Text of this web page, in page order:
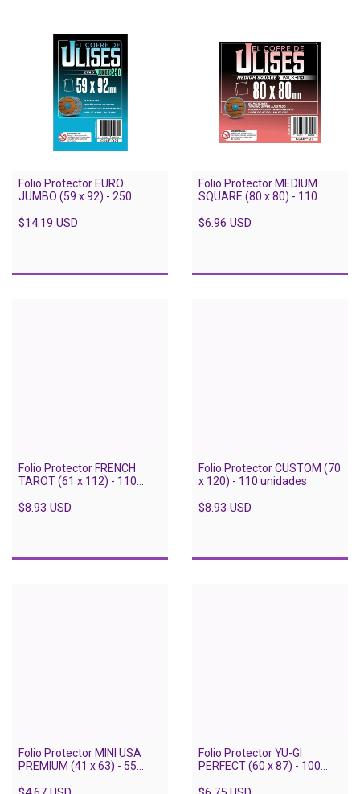
Folio Protector EURO
JUMBO (59 x 92) - 250
$14.19 USD
Folio Protector MEDIUM
SQUARE (80 x 80) - 110
$6.96 USD
Folio Protector FRENCH
TAROT (61 x 112) - 110
$8.93 USD
Folio Protector CUSTOM (70
x 120) - 110 unidades
$8.93 USD
Folio Protector MINI USA
PREMIUM (41 x 63) - 55
Folio Protector YU-GI
PERFECT (60 x 87) - 100